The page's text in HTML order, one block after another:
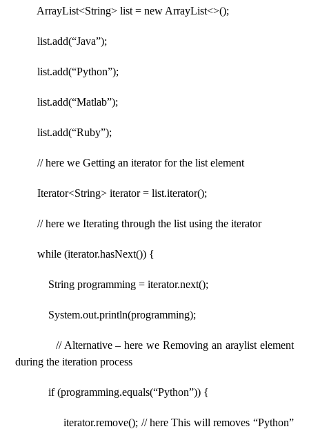
ArrayList<String> list = new ArrayList<>();
list.add(“Java”);
list.add(“Python”);
list.add(“Matlab”);
list.add(“Ruby”);
// here we Getting an iterator for the list element
Iterator<String> iterator = list.iterator();
// here we Iterating through the list using the iterator
while (iterator.hasNext()) {
String programming = iterator.next();
System.out.println(programming);
// Alternative – here we Removing an araylist element
during the iteration process
if (programming.equals(“Python”)) {
iterator.remove(); // here This will removes “Python”